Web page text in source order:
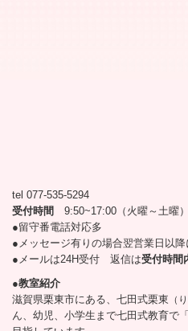
tel 077-535-5294
受付時間
9:50~17:00（火曜～土曜）
●留守番電話対応多
●メッセージ有りの場合翌営業日以降
●メールは24H受付 返信は受付時間
●教室紹介
滋賀県栗東市にある、七田式栗東 （
ん、幼児、小学生まで七田式教育で「